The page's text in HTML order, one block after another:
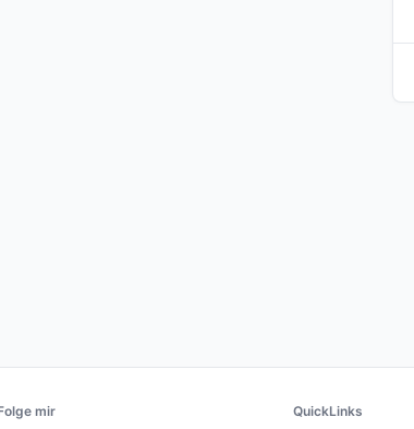
mir QuickLinks